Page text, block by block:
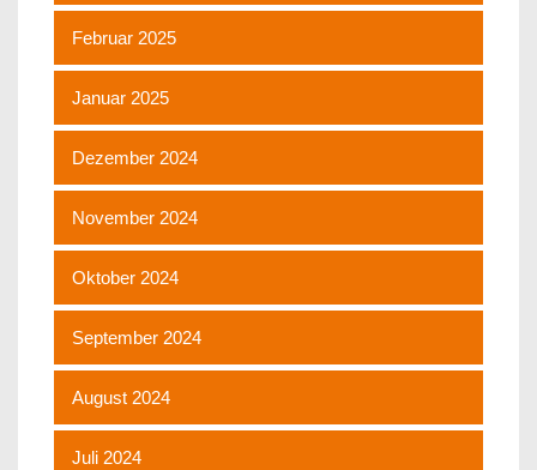
Februar 2025
Januar 2025
Dezember 2024
November 2024
Oktober 2024
September 2024
August 2024
Juli 2024